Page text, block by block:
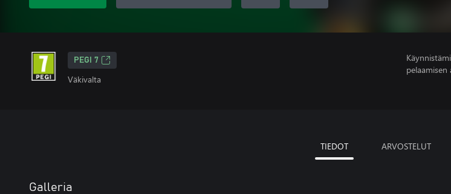
PEGI 7
Väkivalta
pelaamisen
TIEDOT ARVOSTELUT
Galleria